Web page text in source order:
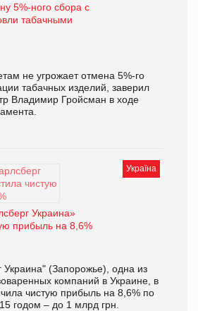
5%-ного сбора с
табачными
не угрожает отмена 5%-го
табачных изделий, заверил
Владимир Гройсман в ходе
Україна
Украина»
прибыль на 8,6%
(Запорожье), одна из
компаний в Украине, в
чистую прибыль на 8,6% по
годом – до 1 млрд грн.